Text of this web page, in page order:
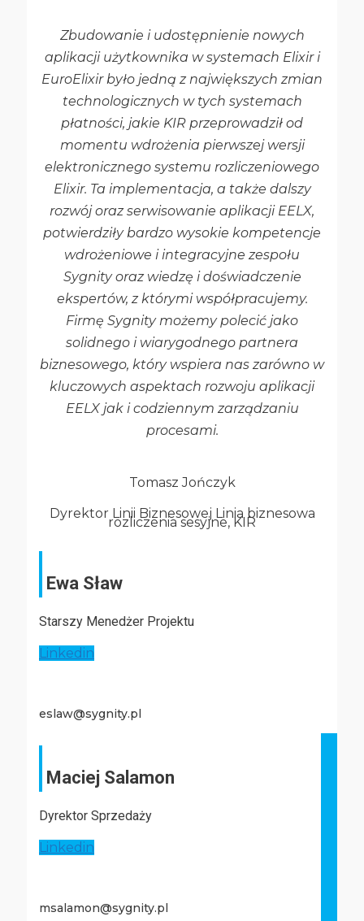
Zbudowanie i udostępnienie nowych
aplikacji użytkownika w systemach Elixir i
EuroElixir było jedną z największych zmian
technologicznych w tych systemach
płatności, jakie KIR przeprowadził od
momentu wdrożenia pierwszej wersji
elektronicznego systemu rozliczeniowego
Elixir. Ta implementacja, a także dalszy
rozwój oraz serwisowanie aplikacji EELX,
potwierdziły bardzo wysokie kompetencje
wdrożeniowe i integracyjne zespołu
Sygnity oraz wiedzę i doświadczenie
ekspertów, z którymi współpracujemy.
Firmę Sygnity możemy polecić jako
solidnego i wiarygodnego partnera
biznesowego, który wspiera nas zarówno w
kluczowych aspektach rozwoju aplikacji
EELX jak i codziennym zarządzaniu
procesami.
Tomasz Jończyk
Dyrektor Linii Biznesowej Linia biznesowa
rozliczenia sesyjne, KIR
Ewa Sław
Starszy Menedżer Projektu
Linkedin
eslaw@sygnity.pl
Maciej Salamon
Dyrektor Sprzedaży
Linkedin
msalamon@sygnity.pl